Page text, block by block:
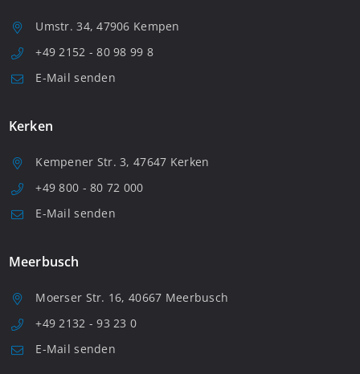
Umstr. 34, 47906 Kempen
+49 2152 - 80 98 99 8
E-Mail senden
Kerken
Kempener Str. 3, 47647 Kerken
+49 800 - 80 72 000
E-Mail senden
Meerbusch
Moerser Str. 16, 40667 Meerbusch
+49 2132 - 93 23 0
E-Mail senden